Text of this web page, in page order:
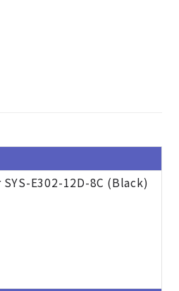
E302-12D-8C (Black)